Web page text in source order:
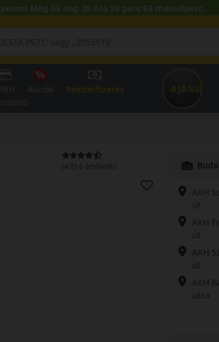
Még 53 nap 20 óra 29 perc 02 másodperc.
(4.8) 6 értékelés
AKH
út
AKH
út
AKH
út
AKH
utca